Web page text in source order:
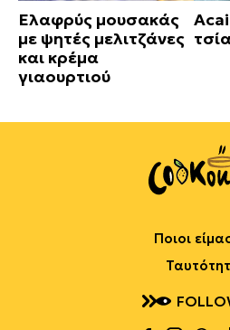
Ελαφρύς μουσακάς
με ψητές μελιτζάνες
και κρέμα
γιαουρτιού
Ποιοι